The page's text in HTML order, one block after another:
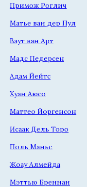
Примож Роглич
Матье ван дер Пул
Ваут ван Арт
Мадс Педерсен
Адам Йейтс
Хуан Аюсо
Маттео Йоргенсон
Исаак Дель Торо
Поль Манье
Жоау Алмейда
Мэттью Бреннан